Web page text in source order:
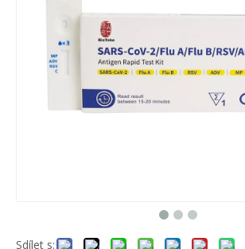
Sdílet s: